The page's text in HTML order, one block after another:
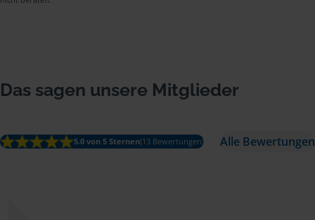
Das sagen unsere Mitglieder
5.0 von 5 Sternen(13 Bewertungen) Alle Bewertungen